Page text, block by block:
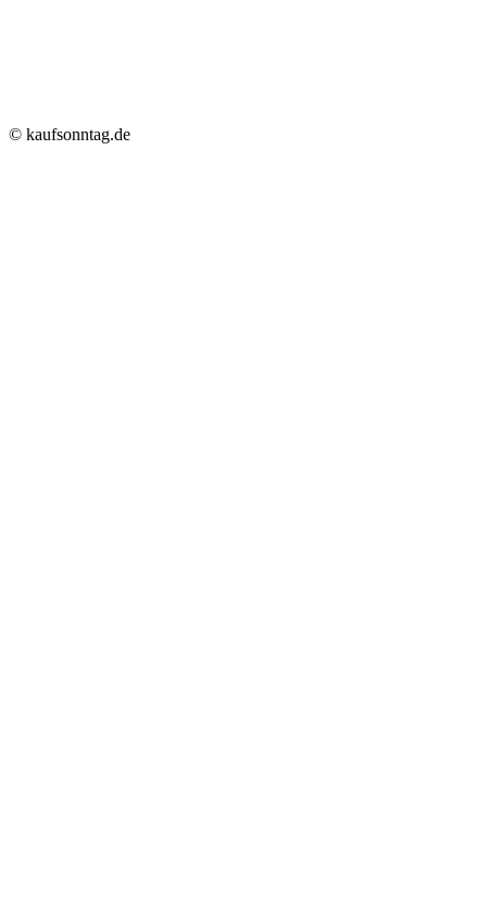
© kaufsonntag.de